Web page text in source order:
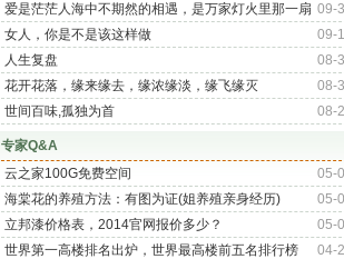
09-
爱是茫茫人海中不期然的相遇，是万家灯火里那一扇
开启的幽窗， 是茂密森林
09-
女人，你是不是该这样做
08-
人生复盘
08-
花开花落，缘来缘去，缘浓缘淡，缘飞缘灭
08-
世间百味,孤独为首
专家Q&A
05-
云之家100G免费空间
05-
海棠花的养殖方法：有图为证(姐养殖亲身经历)
05-
立邦漆价格表，2014官网报价多少？
04-
世界第一高楼排名出炉，世界最高楼前五名排行榜